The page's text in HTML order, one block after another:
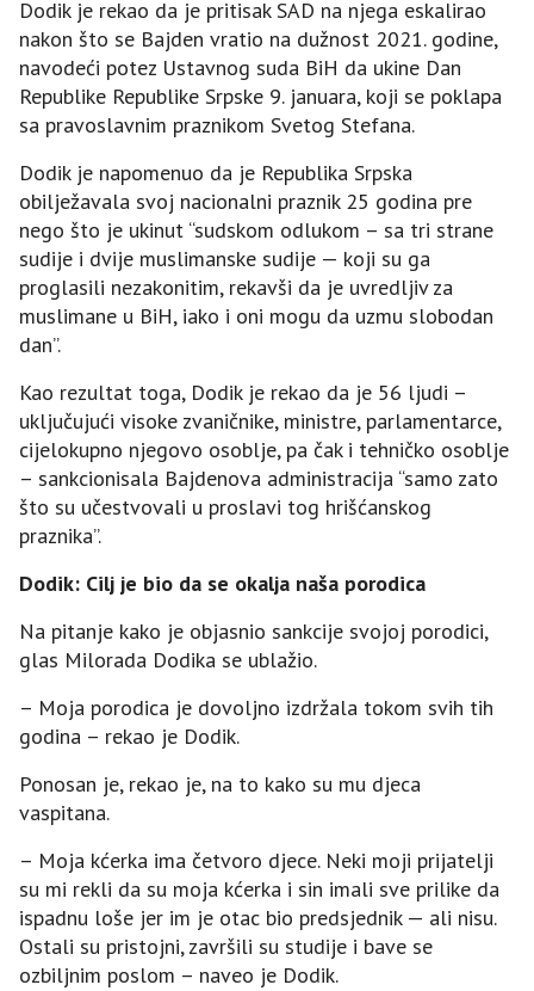
Dodik je rekao da je pritisak SAD na njega eskalirao
nakon što se Bajden vratio na dužnost 2021. godine,
navodeći potez Ustavnog suda BiH da ukine Dan
Republike Republike Srpske 9. januara, koji se poklapa
sa pravoslavnim praznikom Svetog Stefana.
Dodik je napomenuo da je Republika Srpska
obilježavala svoj nacionalni praznik 25 godina pre
nego što je ukinut “sudskom odlukom – sa tri strane
sudije i dvije muslimanske sudije — koji su ga
proglasili nezakonitim, rekavši da je uvredljiv za
muslimane u BiH, iako i oni mogu da uzmu slobodan
dan”.
Kao rezultat toga, Dodik je rekao da je 56 ljudi –
uključujući visoke zvaničnike, ministre, parlamentarce,
cijelokupno njegovo osoblje, pa čak i tehničko osoblje
– sankcionisala Bajdenova administracija “samo zato
što su učestvovali u proslavi tog hrišćanskog
praznika”.
Dodik: Cilj je bio da se okalja naša porodica
Na pitanje kako je objasnio sankcije svojoj porodici,
glas Milorada Dodika se ublažio.
– Moja porodica je dovoljno izdržala tokom svih tih
godina – rekao je Dodik.
Ponosan je, rekao je, na to kako su mu djeca
vaspitana.
– Moja kćerka ima četvoro djece. Neki moji prijatelji
su mi rekli da su moja kćerka i sin imali sve prilike da
ispadnu loše jer im je otac bio predsjednik — ali nisu.
Ostali su pristojni, završili su studije i bave se
ozbiljnim poslom – naveo je Dodik.